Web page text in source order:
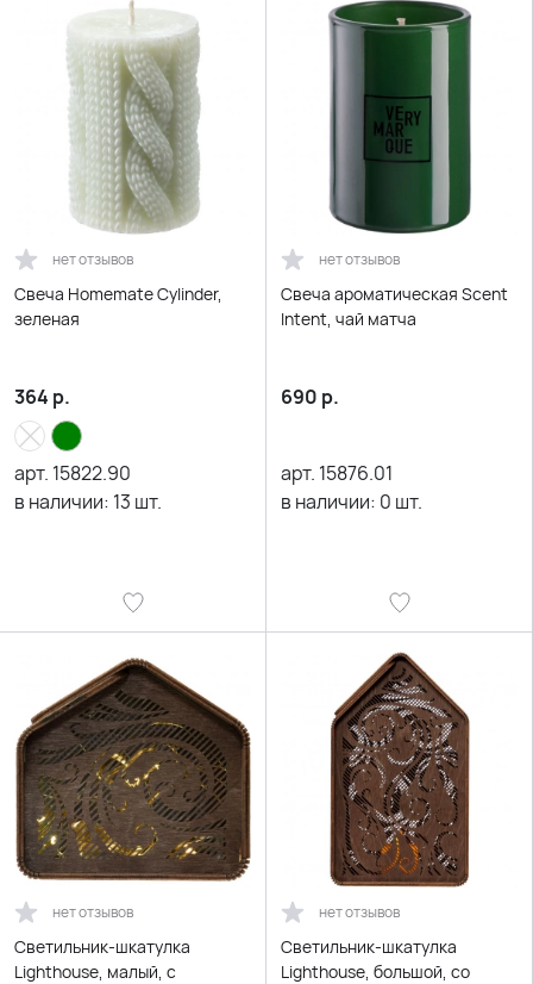
нет отзывов
Свеча Homemate Cylinder,
зеленая
364 р.
арт. 15822.90
в наличии: 13 шт.
нет отзывов
Свеча ароматическая Scent
Intent, чай матча
690 р.
арт. 15876.01
в наличии: 0 шт.
нет отзывов
Светильник-шкатулка
Lighthouse, малый, с
нет отзывов
Светильник-шкатулка
Lighthouse, большой, со